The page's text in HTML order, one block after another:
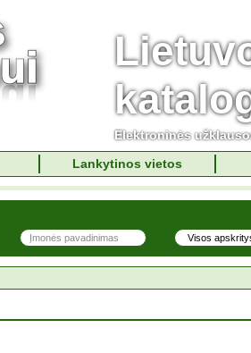
Elektroninės
Lankytinos vietos